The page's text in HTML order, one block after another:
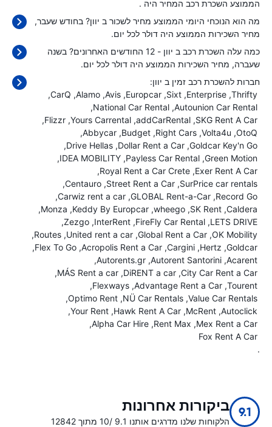
הממוצע השכרת רכב המחיר היה .
מה הוא הנוכחי היומי הממוצע מחיר לשכור ב יוון? בחודש שעבר,
מחיר השכירות הממוצע היה דולר לכל יום.
כמה עלה השכרת רכב ב יוון - 12 החודשים האחרונים? בשנה
שעברה, מחיר השכירות הממוצע היה דולר לכל יום.
חברות להשכרת רכב זמין ב יוון:
Thrifty
Enterprise
Sixt
Europcar
Avis
Alamo
CarQ
Autounion Car Rental
National Car Rental
SKG Rent A Car
addCarRental
Yours Carrental
Flizzr
OtoQ
Volta4u
Right Cars
Budget
Abbycar
Goldcar Key'n Go
Dollar Rent a Car
Drive Hellas
Green Motion
Payless Car Rental
IDEA MOBILITY
Exer Rent A Car
Royal Rent a Car Crete
SurPrice car rentals
Street Rent a Car
Centauro
Record Go
GLOBAL Rent-a-Car
Carwiz rent a car
Caldera
SK Rent
wheego
Keddy By Europcar
Monza
LETS DRIVE
FireFly Car Rental
InterRent
Zezgo
OK Mobility
Global Rent a Car
United rent a car
Routes
Goldcar
Hertz
Cargini
Acropolis Rent a Car
Flex To Go
Acarent
Autorent Santorini
Autorents.gr
City Car Rent a Car
DiRENT a car
MÁS Rent a car
Tourent
Advantage Rent a Car
Flexways
Value Car Rentals
NÜ Car Rentals
Optimo Rent
Autoclick
McRent
Hawk Rent A Car
Your Rent
Mex Rent a Car
Rent Max
Alpha Car Hire
Fox Rent A Car
.
9.1 ביקורות אחרונות
הלקוחות שלנו מדרגים אותנו 9.1 /10 מתוך 12842